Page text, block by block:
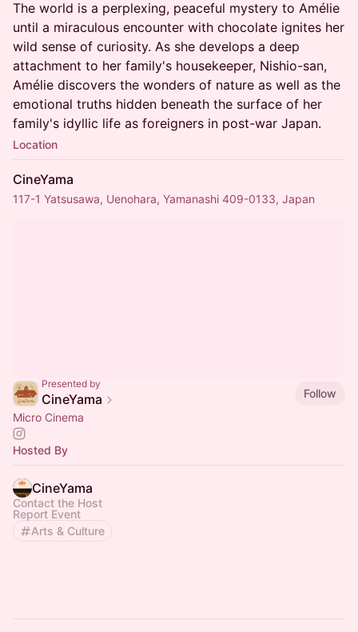
The world is a perplexing, peaceful mystery to Amélie
until a miraculous encounter with chocolate ignites her
wild sense of curiosity. As she develops a deep
attachment to her family's housekeeper, Nishio-san,
Amélie discovers the wonders of nature as well as the
emotional truths hidden beneath the surface of her
family's idyllic life as foreigners in post-war Japan.
Location
CineYama
117-1 Yatsusawa, Uenohara, Yamanashi 409-0133, Japan
Presented by
CineYama
Follow
Micro Cinema
Hosted By
CineYama
Contact the Host
Report Event
Arts & Culture